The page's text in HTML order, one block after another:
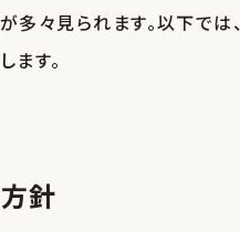
々見られます。以下では
す。
針